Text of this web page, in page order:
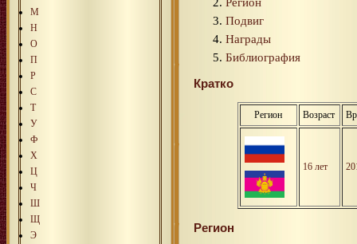
М
Н
О
П
Р
С
Т
У
Ф
Х
Ц
Ч
Ш
Щ
Э
Подвиг
Награды
Библиография
Кратко
Регион Возраст
16 лет
Регион